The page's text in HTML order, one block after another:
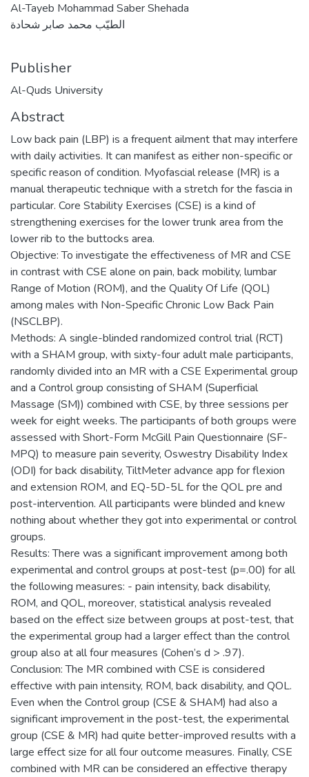
Al-Tayeb Mohammad Saber Shehada
الطيّب محمد صابر شحادة
Publisher
Al-Quds University
Abstract
Low back pain (LBP) is a frequent ailment that may interfere
with daily activities. It can manifest as either non-specific or
specific reason of condition. Myofascial release (MR) is a
manual therapeutic technique with a stretch for the fascia in
particular. Core Stability Exercises (CSE) is a kind of
strengthening exercises for the lower trunk area from the
lower rib to the buttocks area.
Objective: To investigate the effectiveness of MR and CSE
in contrast with CSE alone on pain, back mobility, lumbar
Range of Motion (ROM), and the Quality Of Life (QOL)
among males with Non-Specific Chronic Low Back Pain
(NSCLBP).
Methods: A single-blinded randomized control trial (RCT)
with a SHAM group, with sixty-four adult male participants,
randomly divided into an MR with a CSE Experimental group
and a Control group consisting of SHAM (Superficial
Massage (SM)) combined with CSE, by three sessions per
week for eight weeks. The participants of both groups were
assessed with Short-Form McGill Pain Questionnaire (SF-
MPQ) to measure pain severity, Oswestry Disability Index
(ODI) for back disability, TiltMeter advance app for flexion
and extension ROM, and EQ-5D-5L for the QOL pre and
post-intervention. All participants were blinded and knew
nothing about whether they got into experimental or control
groups.
Results: There was a significant improvement among both
experimental and control groups at post-test (p=.00) for all
the following measures: - pain intensity, back disability,
ROM, and QOL, moreover, statistical analysis revealed
based on the effect size between groups at post-test, that
the experimental group had a larger effect than the control
group also at all four measures (Cohen’s d > .97).
Conclusion: The MR combined with CSE is considered
effective with pain intensity, ROM, back disability, and QOL.
Even when the Control group (CSE & SHAM) had also a
significant improvement in the post-test, the experimental
group (CSE & MR) had quite better-improved results with a
large effect size for all four outcome measures. Finally, CSE
combined with MR can be considered an effective therapy